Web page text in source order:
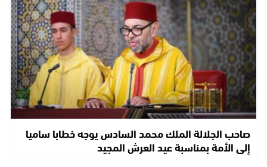
صاحب الجلالة الملك محمد السادس يوجه خطابا ساميا
إلى الأمة بمناسبة عيد العرش المجيد